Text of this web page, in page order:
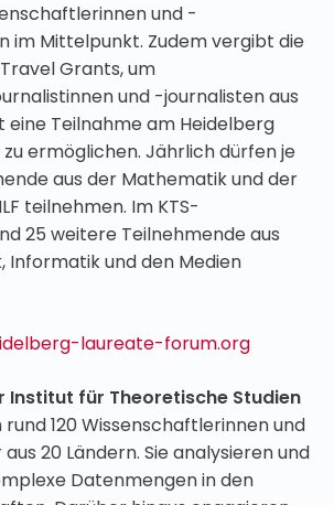
und -
im Mittelpunkt. Zudem vergibt die
Grants, um
und -journalisten aus
eine Teilnahme am Heidelberg
ermöglichen. Jährlich dürfen je
aus der Mathematik und der
teilnehmen. Im KTS-
25 weitere Teilnehmende aus
Informatik und den Medien
laureate-forum.org
Institut für Theoretische Studien
120 Wissenschaftlerinnen und
20 Ländern. Sie analysieren und
Datenmengen in den